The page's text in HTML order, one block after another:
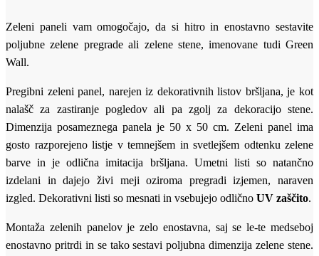
Zeleni paneli vam omogočajo, da si hitro in enostavno sestavite
poljubne zelene pregrade ali zelene stene, imenovane tudi Green
Wall.
Pregibni zeleni panel, narejen iz dekorativnih listov bršljana, je kot
nalašč za zastiranje pogledov ali pa zgolj za dekoracijo stene.
Dimenzija posameznega panela je 50 x 50 cm. Zeleni panel ima
gosto razporejeno listje v temnejšem in svetlejšem odtenku zelene
barve in je odlična imitacija bršljana. Umetni listi so natančno
izdelani in dajejo živi meji oziroma pregradi izjemen, naraven
izgled. Dekorativni listi so mesnati in vsebujejo odlično UV zaščito.
Montaža zelenih panelov je zelo enostavna, saj se le-te medseboj
enostavno pritrdi in se tako sestavi poljubna dimenzija zelene stene.